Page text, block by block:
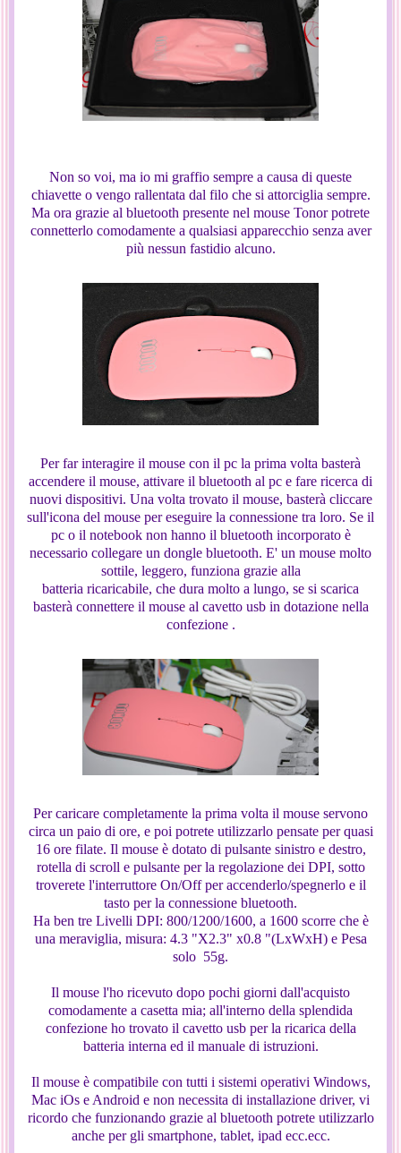
Non so voi, ma io mi graffio sempre a causa di queste
chiavette o vengo rallentata dal filo che si attorciglia sempre.
Ma ora grazie al bluetooth presente nel mouse Tonor potrete
connetterlo comodamente a qualsiasi apparecchio senza aver
più nessun fastidio alcuno.
Per far interagire il mouse con il pc la prima volta basterà
accendere il mouse, attivare il bluetooth al pc e fare ricerca di
nuovi dispositivi. Una volta trovato il mouse, basterà cliccare
sull'icona del mouse per eseguire la connessione tra loro. Se il
pc o il notebook non hanno il bluetooth incorporato è
necessario collegare un dongle bluetooth. E' un mouse molto
sottile, leggero, funziona grazie alla
batteria ricaricabile, che dura molto a lungo, se si scarica
basterà connettere il mouse al cavetto usb in dotazione nella
confezione .
Per caricare completamente la prima volta il mouse servono
circa un paio di ore, e poi potrete utilizzarlo pensate per quasi
16 ore filate. Il mouse è dotato di pulsante sinistro e destro,
rotella di scroll e pulsante per la regolazione dei DPI, sotto
troverete l'interruttore On/Off per accenderlo/spegnerlo e il
tasto per la connessione bluetooth.
Ha ben tre Livelli DPI: 800/1200/1600, a 1600 scorre che è
una meraviglia, misura: 4.3 "X2.3" x0.8 "(LxWxH) e Pesa
solo 55g.
Il mouse l'ho ricevuto dopo pochi giorni dall'acquisto
comodamente a casetta mia; all'interno della splendida
confezione ho trovato il cavetto usb per la ricarica della
batteria interna ed il manuale di istruzioni.
Il mouse è compatibile con tutti i sistemi operativi Windows,
Mac iOs e Android e non necessita di installazione driver, vi
ricordo che funzionando grazie al bluetooth potrete utilizzarlo
anche per gli smartphone, tablet, ipad ecc.ecc.